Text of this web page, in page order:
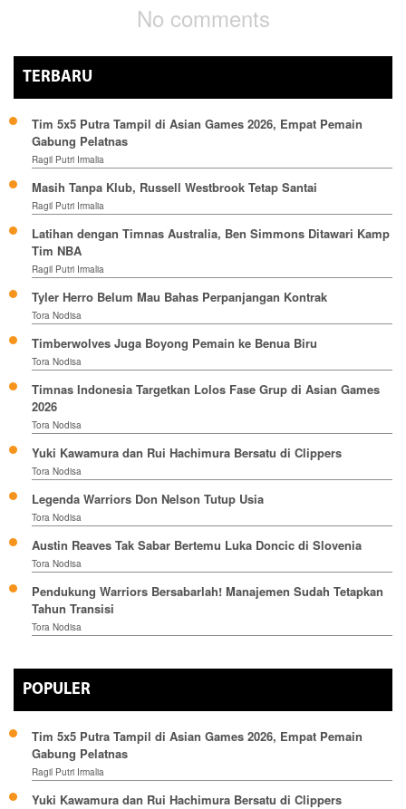
No comments
TERBARU
Tim 5x5 Putra Tampil di Asian Games 2026, Empat Pemain
Gabung Pelatnas
Ragil Putri Irmalia
Masih Tanpa Klub, Russell Westbrook Tetap Santai
Ragil Putri Irmalia
Latihan dengan Timnas Australia, Ben Simmons Ditawari Kamp
Tim NBA
Ragil Putri Irmalia
Tyler Herro Belum Mau Bahas Perpanjangan Kontrak
Tora Nodisa
Timberwolves Juga Boyong Pemain ke Benua Biru
Tora Nodisa
Timnas Indonesia Targetkan Lolos Fase Grup di Asian Games
2026
Tora Nodisa
Yuki Kawamura dan Rui Hachimura Bersatu di Clippers
Tora Nodisa
Legenda Warriors Don Nelson Tutup Usia
Tora Nodisa
Austin Reaves Tak Sabar Bertemu Luka Doncic di Slovenia
Tora Nodisa
Pendukung Warriors Bersabarlah! Manajemen Sudah Tetapkan
Tahun Transisi
Tora Nodisa
POPULER
Tim 5x5 Putra Tampil di Asian Games 2026, Empat Pemain
Gabung Pelatnas
Ragil Putri Irmalia
Yuki Kawamura dan Rui Hachimura Bersatu di Clippers